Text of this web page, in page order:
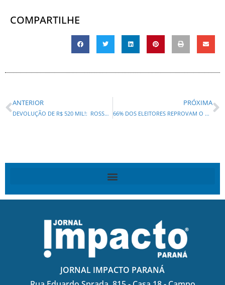
COMPARTILHE
ANTERIOR
DEVOLUÇÃO DE R$ 520 MIL!: ROSSONI É CONDENADO POR CONTRATAR FUNCIONÁRIA FANTASMA
PRÓXIMA
66% DOS ELEITORES REPROVAM O GOVERNO! LULA É DESAPROVADO EM SP, RJ, MG, PR, RS E GO E APROVADO EM PE e BA NA GENIAL/QUAEST
JORNAL IMPACTO PARANÁ